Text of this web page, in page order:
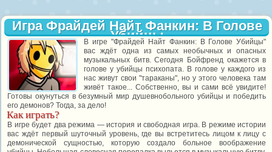
Игра Фрайдей Найт Фанкин: В Голове
Убийцы
В игре "Фрайдей Найт Фанкин: В Голове Убийцы"
вас ждёт одна из самых необычных и опасных
музыкальных битв. Сегодня Бойфренд окажется в
голове у убийцы психопата. В голове у каждого из
нас живут свои "тараканы", но у этого человека там
живёт такое... Собственно, вы и сами всё увидите!
Готовы окунуться в безумный мир душевнобольного убийцы и победить
его демонов? Тогда, за дело!
Как играть?
В игре будет два режима — история и свободная игра. В режиме истории
вас ждёт первый шуточный уровень, где вы встретитесь лицом к лицу с
демонической сущностью, которую создало больное воображение